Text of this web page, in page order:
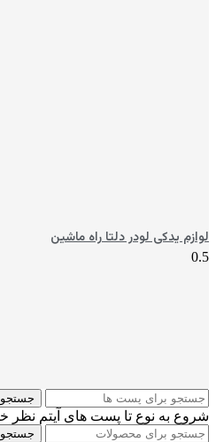
لوازم یدکی لودر دلتا راه ماشین
جستجو
شروع به نوع تا پست های آیتم نظر
جستجو